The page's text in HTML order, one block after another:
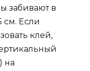
забивают в
см. Если
клей,
на